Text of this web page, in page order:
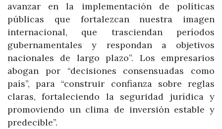
avanzar en la implementación de políticas
públicas que fortalezcan nuestra imagen
internacional, que trasciendan períodos
gubernamentales y respondan a objetivos
nacionales de largo plazo”. Los empresarios
abogan por “decisiones consensuadas como
país”, para “construir confianza sobre reglas
claras, fortaleciendo la seguridad jurídica y
promoviendo un clima de inversión estable y
predecible”.